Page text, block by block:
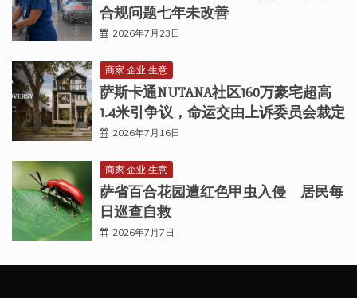
合规问题七年未改善
2026年7月23日
商家 企业 生意
萨斯卡通NUTANA社区160万豪宅超高
1.4米引争议，命运交由上诉委员会裁定
2026年7月16日
商家 企业 生意
萨省百合花园遭红色甲虫入侵 居民每
日巡查自救
2026年7月7日